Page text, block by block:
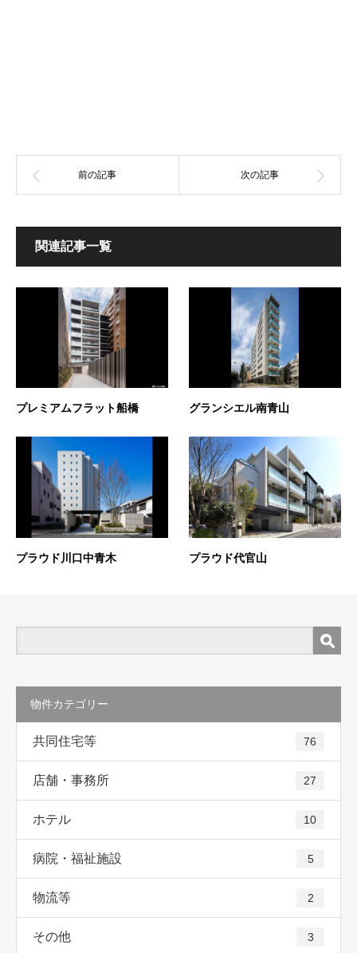
関連記事一覧
プレミアムフラット船橋 グランシエル南青山
プラウド川口中青木 プラウド代官山
物件カテゴリー
共同住宅等 76
店舗・事務所 27
ホテル 10
病院・福祉施設 5
物流等 2
その他 3